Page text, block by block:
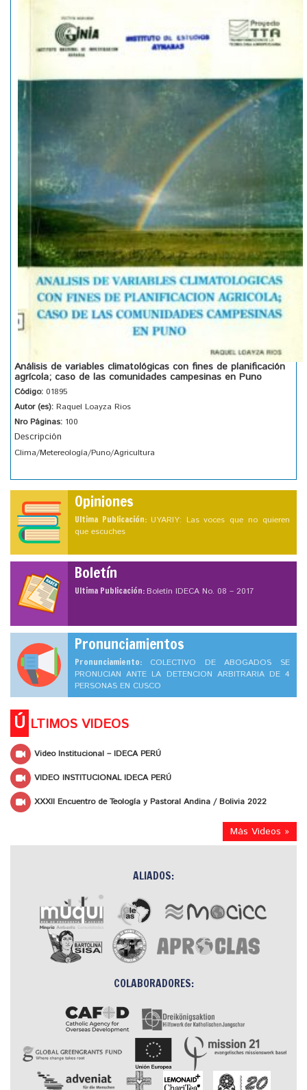
Análisis de variables climatológicas con fines de planificación
agrícola; caso de las comunidades campesinas en Puno
Código: 01895
Autor (es): Raquel Loayza Rios
Nro Páginas: 100
Descripción
Clima/Metereología/Puno/Agricultura
Opiniones
Ultima Publicación: UYARIY: Las voces que no quieren
que escuches
Boletín
Ultima Publicación:Boletín IDECA No. 08 – 2017
Pronunciamientos
Pronunciamiento: COLECTIVO DE ABOGADOS SE
PRONUCIAN ANTE LA DETENCION ARBITRARIA DE 4
PERSONAS EN CUSCO
Ú LTIMOS VIDEOS
Video Institucional – IDECA PERÚ
VIDEO INSTITUCIONAL IDECA PERÚ
XXXII Encuentro de Teología y Pastoral Andina / Bolivia 2022
Más Videos »
ALIADOS:
COLABORADORES: